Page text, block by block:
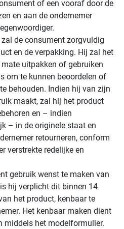
of een vooraf door de
en aan de ondernemer
de consument zorgvuldig
en de verpakking. Hij zal het
uitpakken of gebruiken
om te kunnen beoordelen of
behouden. Indien hij van zijn
maakt, zal hij het product
en – indien
– in de originele staat en
retourneren, conform
verstrekte redelijke en
gebruik wenst te maken van
hij verplicht dit binnen 14
het product, kenbaar te
Het kenbaar maken dient
middels het modelformulier.